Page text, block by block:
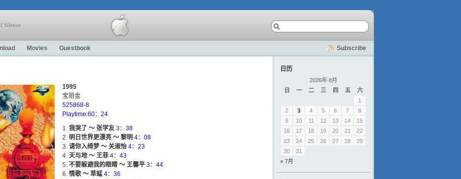
Silence
Movies Guestbook Subscribe
1995
宝丽金
525868-8
Playtime:60：24
我哭了 ～ 张学友 3：38
明日世界更漂亮 ～ 黎明 4：08
请你入绮梦 ～ 关淑怡 4：23
天与地 ～ 王菲 4：43
不要躲避我的眼睛 ～ 王馨平 3：44
情歌 ～ 草蜢 4：36
日历
2026年 8月
日
一 二 三 四 五
六
1
2
3 4 5 6 7
8
9
10 11 12 13 14
15
16
17 18 19 20 21
22
23
24 25 26 27 28
29
30
31
« 7月